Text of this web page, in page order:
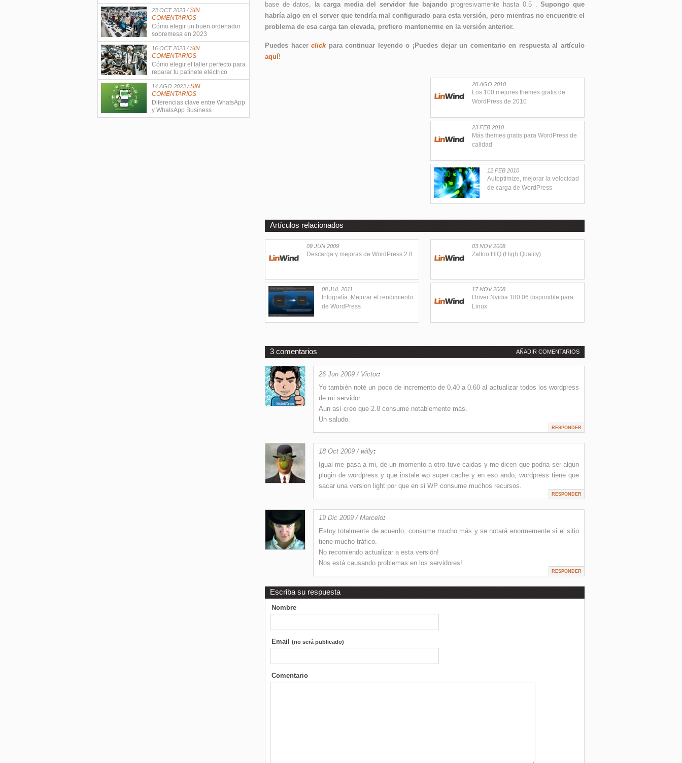
base de datos, la carga media del servidor fue bajandoprogresivamente hasta 0.5 .Supongo que
habría algo en el server que tendría mal configurado para esta versión, pero mientras no encuentre el
problema de esa carga tan elevada, prefiero mantenerme en la versión anterior.
Puedes hacerclickpara continuar leyendo o ¡Puedes dejar un comentario en respuesta al artículo
aquí!
20 AGO 2010
Los 100 mejores themes gratis de
WordPress de 2010
23 FEB 2010
Más themes gratis para WordPress de
calidad
12 FEB 2010
Autoptimize, mejorar la velocidad
de carga de WordPress
Artículos relacionados
03 NOV 2008
Zattoo HiQ (High Quality)
09 JUN 2009
Descarga y mejoras de WordPress 2.8
17 NOV 2008
Driver Nvidia 180.06 disponible para
Linux
08 JUL 2011
Infografía: Mejorar el rendimiento
de WordPress
3 comentarios AÑADIR COMENTARIOS
26 Jun 2009 / Victor:
Yo también noté un poco de incremento de 0.40 a 0.60 al actualizar todos los wordpress
de mi servidor.
Aun así creo que 2.8 consume notablemente más.
Un saludo.
RESPONDER
18 Oct 2009 / willy:
Igual me pasa a mi, de un momento a otro tuve caidas y me dicen que podria ser algun
plugin de wordpress y que instale wp super cache y en eso ando, wordpress tiene que
sacar una version light por que en si WP consume muchos recursos.
RESPONDER
19 Dic 2009 / Marcelo:
Estoy totalmente de acuerdo, consume mucho más y se notará enormemente si el sitio
tiene mucho tráfico.
No recomiendo actualizar a esta versión!
Nos está causando problemas en los servidores!
RESPONDER
Escriba su respuesta
Nombre
Email (no será publicado)
Comentario
23 OCT 2023 /SIN
COMENTARIOS
Cómo elegir un buen ordenador
sobremesa en 2023
16 OCT 2023 /SIN
COMENTARIOS
Cómo elegir el taller perfecto para
reparar tu patinete eléctrico
14 AGO 2023 /SIN
COMENTARIOS
Diferencias clave entre WhatsApp
y WhatsApp Business